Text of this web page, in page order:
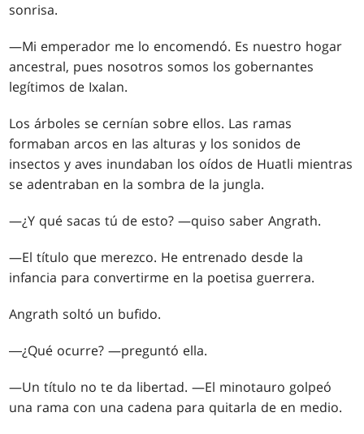
sonrisa.
—Mi emperador me lo encomendó. Es nuestro hogar
ancestral, pues nosotros somos los gobernantes
legítimos de Ixalan.
Los árboles se cernían sobre ellos. Las ramas
formaban arcos en las alturas y los sonidos de
insectos y aves inundaban los oídos de Huatli mientras
se adentraban en la sombra de la jungla.
—¿Y qué sacas tú de esto? —quiso saber Angrath.
—El título que merezco. He entrenado desde la
infancia para convertirme en la poetisa guerrera.
Angrath soltó un bufido.
―¿Qué ocurre? —preguntó ella.
—Un título no te da libertad. —El minotauro golpeó
una rama con una cadena para quitarla de en medio.